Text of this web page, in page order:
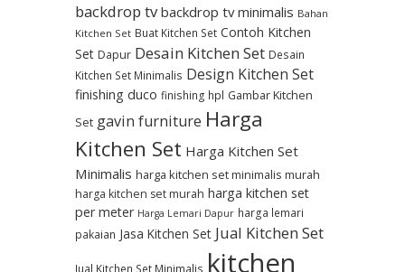
backdrop tv backdrop tv minimalis Bahan
Kitchen Set Buat Kitchen Set Contoh Kitchen
Set Dapur Desain Kitchen Set Desain
Kitchen Set Minimalis Design Kitchen Set
finishing duco finishing hpl Gambar Kitchen
Set gavin furniture Harga
Kitchen Set Harga Kitchen Set
Minimalis harga kitchen set minimalis murah
harga kitchen set murah harga kitchen set
per meter Harga Lemari Dapur harga lemari
pakaian Jasa Kitchen Set Jual Kitchen Set
Jual Kitchen Set Minimalis kitchen